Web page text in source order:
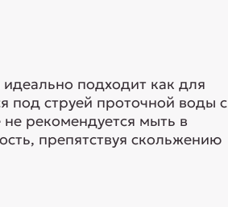
подходит как для
под струей проточной воды с
рекомендуется мыть в
препятствуя скольжению